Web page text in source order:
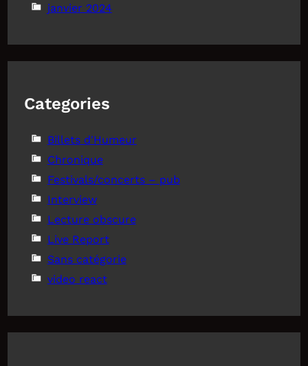
janvier 2024
Categories
Billets d'Humeur
Chronique
Festivals/concerts – pub
Interview
Lecture obscure
Live Report
Sans catégorie
video react